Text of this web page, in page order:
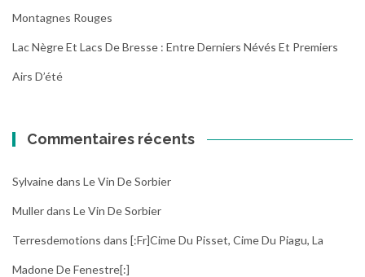
Montagnes Rouges
Lac Nègre Et Lacs De Bresse : Entre Derniers Névés Et Premiers
Airs D’été
Commentaires récents
Sylvainedans Le Vin De Sorbier
Mullerdans Le Vin De Sorbier
Terresdemotions dans [:fr]Cime Du Pisset, Cime Du Piagu, La
Madone De Fenestre[:]